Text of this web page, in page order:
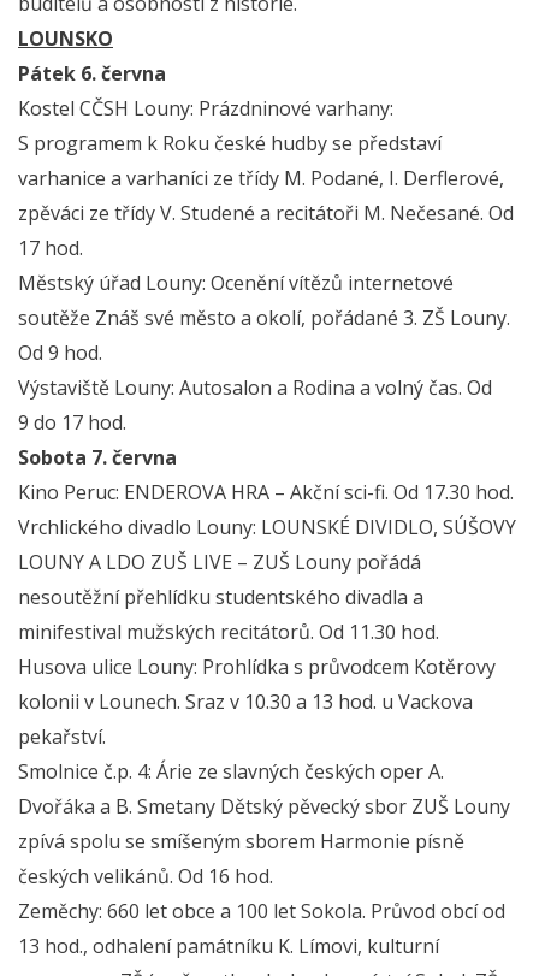
LOUNSKO
Pátek 6. června
Kostel CČSH Louny: Prázdninové varhany:
S programem k Roku české hudby se představí
varhanice a varhaníci ze třídy M. Podané, I. Derflerové,
zpěváci ze třídy V. Studené a recitátoři M. Nečesané. Od
17 hod.
Městský úřad Louny: Ocenění vítězů internetové
soutěže Znáš své město a okolí, pořádané 3. ZŠ Louny.
Od 9 hod.
Výstaviště Louny: Autosalon a Rodina a volný čas. Od
9 do 17 hod.
Sobota 7. června
Kino Peruc: ENDEROVA HRA – Akční sci-fi. Od 17.30 hod.
Vrchlického divadlo Louny: LOUNSKÉ DIVIDLO, SÚŠOVY
LOUNY A LDO ZUŠ LIVE – ZUŠ Louny pořádá
nesoutěžní přehlídku studentského divadla a
minifestival mužských recitátorů. Od 11.30 hod.
Husova ulice Louny: Prohlídka s průvodcem Kotěrovy
kolonii v Lounech. Sraz v 10.30 a 13 hod. u Vackova
pekařství.
Smolnice č.p. 4: Árie ze slavných českých oper A.
Dvořáka a B. Smetany Dětský pěvecký sbor ZUŠ Louny
zpívá spolu se smíšeným sborem Harmonie písně
českých velikánů. Od 16 hod.
Zeměchy: 660 let obce a 100 let Sokola. Průvod obcí od
13 hod., odhalení památníku K. Límovi, kulturní